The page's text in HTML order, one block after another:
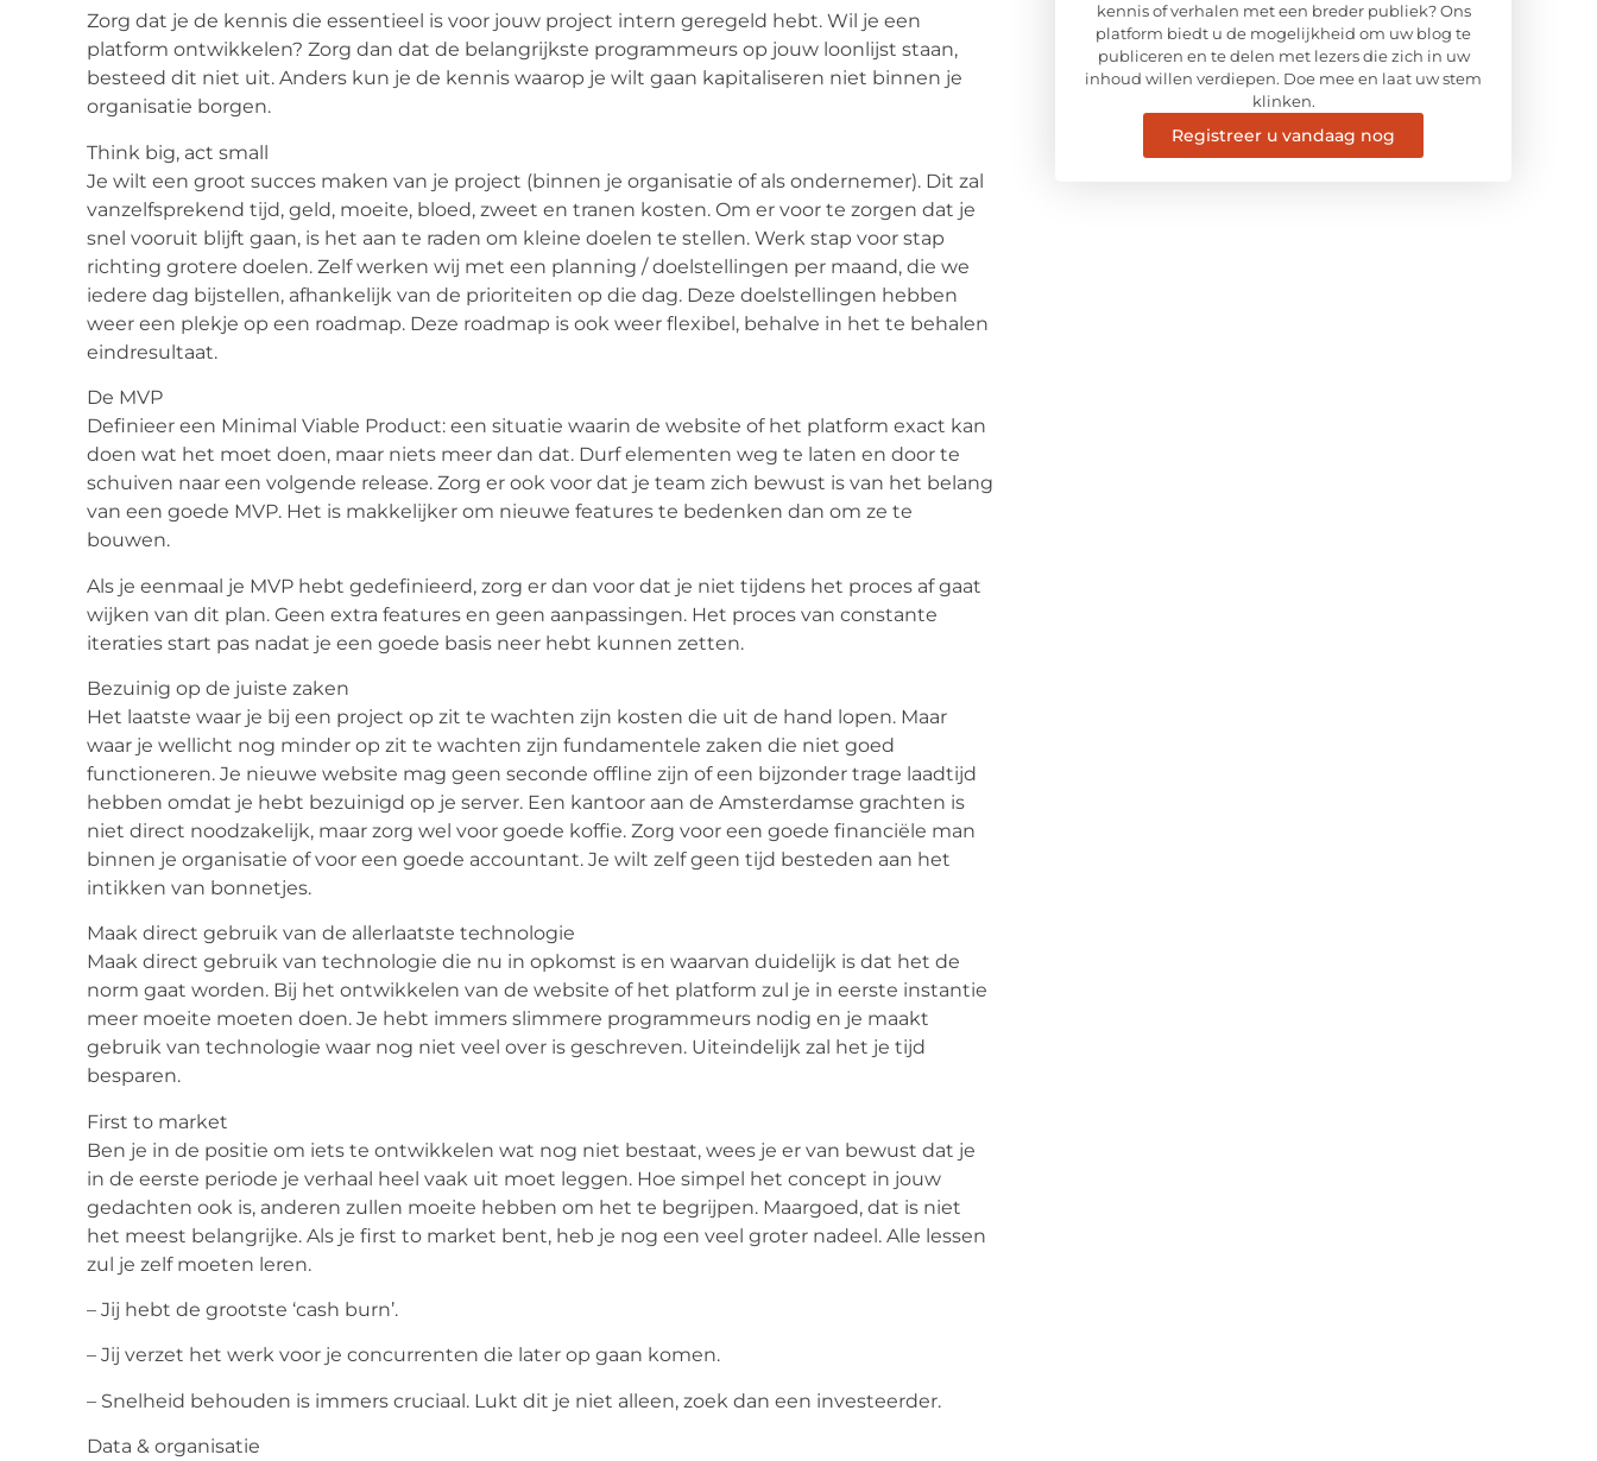
Zorg dat je de kennis die essentieel is voor jouw project intern geregeld hebt. Wil je een
platform ontwikkelen? Zorg dan dat de belangrijkste programmeurs op jouw loonlijst staan,
besteed dit niet uit. Anders kun je de kennis waarop je wilt gaan kapitaliseren niet binnen je
organisatie borgen.
Think big, act small
Je wilt een groot succes maken van je project (binnen je organisatie of als ondernemer). Dit zal
vanzelfsprekend tijd, geld, moeite, bloed, zweet en tranen kosten. Om er voor te zorgen dat je
snel vooruit blijft gaan, is het aan te raden om kleine doelen te stellen. Werk stap voor stap
richting grotere doelen. Zelf werken wij met een planning / doelstellingen per maand, die we
iedere dag bijstellen, afhankelijk van de prioriteiten op die dag. Deze doelstellingen hebben
weer een plekje op een roadmap. Deze roadmap is ook weer flexibel, behalve in het te behalen
eindresultaat.
De MVP
Definieer een Minimal Viable Product: een situatie waarin de website of het platform exact kan
doen wat het moet doen, maar niets meer dan dat. Durf elementen weg te laten en door te
schuiven naar een volgende release. Zorg er ook voor dat je team zich bewust is van het belang
van een goede MVP. Het is makkelijker om nieuwe features te bedenken dan om ze te
bouwen.
Als je eenmaal je MVP hebt gedefinieerd, zorg er dan voor dat je niet tijdens het proces af gaat
wijken van dit plan. Geen extra features en geen aanpassingen. Het proces van constante
iteraties start pas nadat je een goede basis neer hebt kunnen zetten.
Bezuinig op de juiste zaken
Het laatste waar je bij een project op zit te wachten zijn kosten die uit de hand lopen. Maar
waar je wellicht nog minder op zit te wachten zijn fundamentele zaken die niet goed
functioneren. Je nieuwe website mag geen seconde offline zijn of een bijzonder trage laadtijd
hebben omdat je hebt bezuinigd op je server. Een kantoor aan de Amsterdamse grachten is
niet direct noodzakelijk, maar zorg wel voor goede koffie. Zorg voor een goede financiële man
binnen je organisatie of voor een goede accountant. Je wilt zelf geen tijd besteden aan het
intikken van bonnetjes.
Maak direct gebruik van de allerlaatste technologie
Maak direct gebruik van technologie die nu in opkomst is en waarvan duidelijk is dat het de
norm gaat worden. Bij het ontwikkelen van de website of het platform zul je in eerste instantie
meer moeite moeten doen. Je hebt immers slimmere programmeurs nodig en je maakt
gebruik van technologie waar nog niet veel over is geschreven. Uiteindelijk zal het je tijd
besparen.
First to market
Ben je in de positie om iets te ontwikkelen wat nog niet bestaat, wees je er van bewust dat je
in de eerste periode je verhaal heel vaak uit moet leggen. Hoe simpel het concept in jouw
gedachten ook is, anderen zullen moeite hebben om het te begrijpen. Maargoed, dat is niet
het meest belangrijke. Als je first to market bent, heb je nog een veel groter nadeel. Alle lessen
zul je zelf moeten leren.
– Jij hebt de grootste ‘cash burn’.
– Jij verzet het werk voor je concurrenten die later op gaan komen.
– Snelheid behouden is immers cruciaal. Lukt dit je niet alleen, zoek dan een investeerder.
Data & organisatie
kennis of verhalen met een breder publiek? Ons
platform biedt u de mogelijkheid om uw blog te
publiceren en te delen met lezers die zich in uw
inhoud willen verdiepen. Doe mee en laat uw stem
klinken.
Registreer u vandaag nog